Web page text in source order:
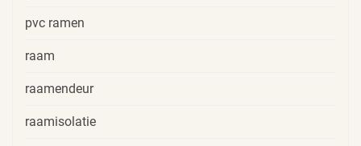
pvc ramen
raam
raamendeur
raamisolatie